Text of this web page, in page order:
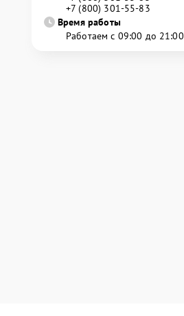
+7 (800) 301-55-83
Время работы
Работаем с 09:00 до 21:00